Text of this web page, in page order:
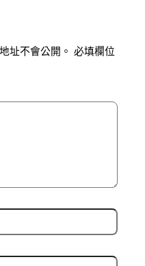
址不會公開。 必填欄位